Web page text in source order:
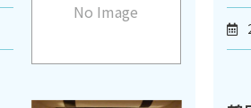
No Image